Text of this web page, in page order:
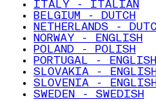
ITALY - ITALIAN
BELGIUM - DUTCH
NETHERLANDS -
NORWAY - ENGLISH
POLAND - POLISH
PORTUGAL - ENGLISH
SLOVAKIA - ENGLISH
SLOVENIA - ENGLISH
SWEDEN - SWEDISH